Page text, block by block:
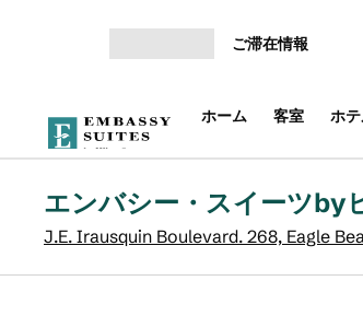
ご滞在情報
ホーム 客室 ホ
エンバシー・スイーツby
J.E. Irausquin Boulevard. 268, Eagle